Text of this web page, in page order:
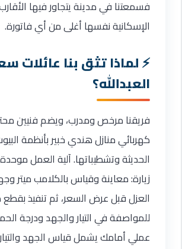
فسمعتنا في مدينة يتجاور فيها
الإسكانية نفسها أغلى من أي فاتورة.
لماذا تثق بنا عائلات
العبدالله؟
فريقنا مرخص ومدرب، ويضم فنيين
كهربائي منازل هندي خبير بأنظمة
الحديثة وتشطيباتها. آلية العمل
زيارة: معاينة وقياس بالكلامب ميتر
العزل قبل عرض السعر، ثم تنفيذ
للمواصفة في التيار والجهد ودرجة
عملي أمامك يشمل قياس الجهد والتيار